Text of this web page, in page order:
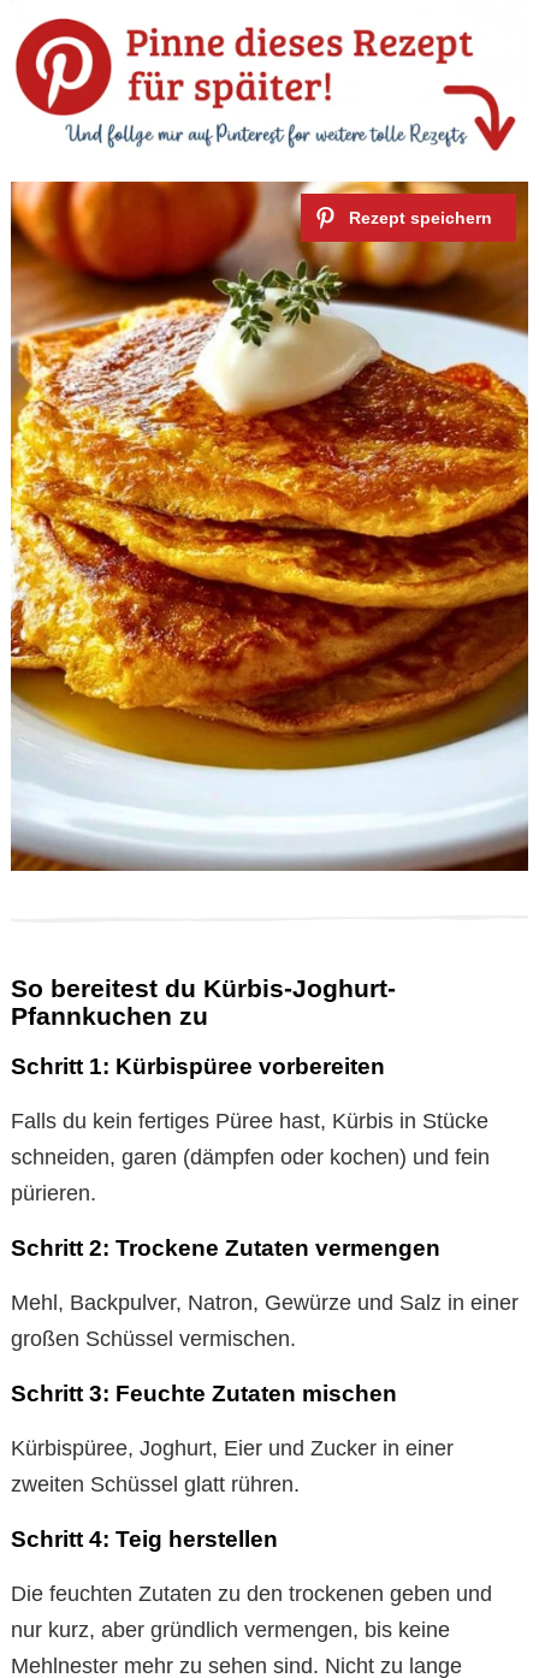
So bereitest du Kürbis-Joghurt-
Pfannkuchen zu
Schritt 1: Kürbispüree vorbereiten
Falls du kein fertiges Püree hast, Kürbis in Stücke
schneiden, garen (dämpfen oder kochen) und fein
pürieren.
Schritt 2: Trockene Zutaten vermengen
Mehl, Backpulver, Natron, Gewürze und Salz in einer
großen Schüssel vermischen.
Schritt 3: Feuchte Zutaten mischen
Kürbispüree, Joghurt, Eier und Zucker in einer
zweiten Schüssel glatt rühren.
Schritt 4: Teig herstellen
Die feuchten Zutaten zu den trockenen geben und
nur kurz, aber gründlich vermengen, bis keine
Mehlnester mehr zu sehen sind. Nicht zu lange